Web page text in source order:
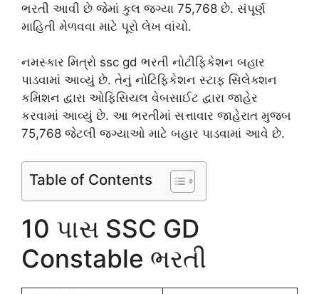
ભરતી આવી છે જેમાં કુલ જગ્યા 75,768 છે. સંપૂર્ણ
માહિતી મેળવવા માટે પૂરો લેખ વાંચો.
નમસ્કાર મિત્રો ssc gd ભરતી નોટીફિકેશન બહાર
પાડવામાં આવ્યું છે. તેનું નોટિફિકેશન સ્ટાફ સિલેક્શન
કમિશન દ્વારા ઓફિસિયલ વેબસાઈટ દ્વારા જાહેર
કરવામાં આવ્યું છે. આ ભરતીમાં સત્તાવાર જાહેરાત મુજબ
75,768 જેટલી જગ્યાઓ માટે બહાર પાડવામાં આવે છે.
Table of Contents
10 પાસ SSC GD
Constable ભરતી